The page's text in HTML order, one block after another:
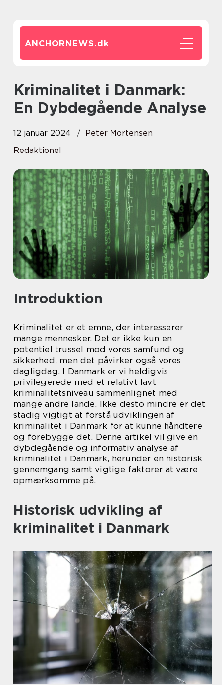
ANCHORNEWS.dk
Kriminalitet i Danmark:
En Dybdegående Analyse
12 januar 2024
Peter Mortensen
Redaktionel
Introduktion
Kriminalitet er et emne, der interesserer
mange mennesker. Det er ikke kun en
potentiel trussel mod vores samfund og
sikkerhed, men det påvirker også vores
dagligdag. I Danmark er vi heldigvis
privilegerede med et relativt lavt
kriminalitetsniveau sammenlignet med
mange andre lande. Ikke desto mindre er det
stadig vigtigt at forstå udviklingen af
kriminalitet i Danmark for at kunne håndtere
og forebygge det. Denne artikel vil give en
dybdegående og informativ analyse af
kriminalitet i Danmark, herunder en historisk
gennemgang samt vigtige faktorer at være
opmærksomme på.
Historisk udvikling af
kriminalitet i Danmark